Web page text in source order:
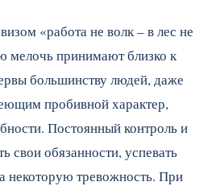
«работа не волк – в лес не
мелочь принимают близко к
большинству людей, даже
пробивной характер,
Постоянный контроль и
свои обязанности, успевать
некоторую тревожность. При